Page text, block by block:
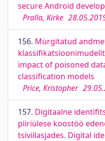
secure Android
Pralla, Kirke
156. Mürgitatud
impact of poisoned
classification models
Price, Kristopher
157. Digitaalne
piiriülese koostöö
tsiviilasjades. Digital